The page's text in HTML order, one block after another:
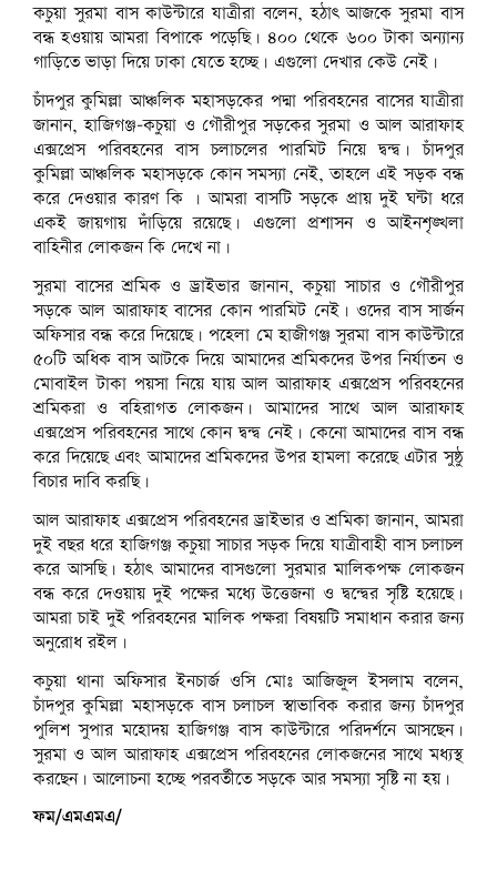
কচুয়া সুরমা বাস কাউন্টারে যাত্রীরা বলেন, হঠাৎ আজকে সুরমা বাস
বন্ধ হওয়ায় আমরা বিপাকে পড়েছি। ৪০০ থেকে ৬০০ টাকা অন্যান্য
গাড়িতে ভাড়া দিয়ে ঢাকা যেতে হচ্ছে। এগুলো দেখার কেউ নেই।
চাঁদপুর কুমিল্লা আঞ্চলিক মহাসড়কের পদ্মা পরিবহনের বাসের যাত্রীরা
জানান, হাজিগঞ্জ-কচুয়া ও গৌরীপুর সড়কের সুরমা ও আল আরাফাহ
এক্সপ্রেস পরিবহনের বাস চলাচলের পারমিট নিয়ে দ্বন্দ্ব। চাঁদপুর
কুমিল্লা আঞ্চলিক মহাসড়কে কোন সমস্যা নেই, তাহলে এই সড়ক বন্ধ
করে দেওয়ার কারণ কি । আমরা বাসটি সড়কে প্রায় দুই ঘন্টা ধরে
একই জায়গায় দাঁড়িয়ে রয়েছে। এগুলো প্রশাসন ও আইনশৃঙ্খলা
বাহিনীর লোকজন কি দেখে না।
সুরমা বাসের শ্রমিক ও ড্রাইভার জানান, কচুয়া সাচার ও গৌরীপুর
সড়কে আল আরাফাহ বাসের কোন পারমিট নেই। ওদের বাস সার্জন
অফিসার বন্ধ করে দিয়েছে। পহেলা মে হাজীগঞ্জ সুরমা বাস কাউন্টারে
৫০টি অধিক বাস আটকে দিয়ে আমাদের শ্রমিকদের উপর নির্যাতন ও
মোবাইল টাকা পয়সা নিয়ে যায় আল আরাফাহ এক্সপ্রেস পরিবহনের
শ্রমিকরা ও বহিরাগত লোকজন। আমাদের সাথে আল আরাফাহ
এক্সপ্রেস পরিবহনের সাথে কোন দ্বন্দ্ব নেই। কেনো আমাদের বাস বন্ধ
করে দিয়েছে এবং আমাদের শ্রমিকদের উপর হামলা করেছে এটার সুষ্ঠু
বিচার দাবি করছি।
আল আরাফাহ এক্সপ্রেস পরিবহনের ড্রাইভার ও শ্রমিকা জানান, আমরা
দুই বছর ধরে হাজিগঞ্জ কচুয়া সাচার সড়ক দিয়ে যাত্রীবাহী বাস চলাচল
করে আসছি। হঠাৎ আমাদের বাসগুলো সুরমার মালিকপক্ষ লোকজন
বন্ধ করে দেওয়ায় দুই পক্ষের মধ্যে উত্তেজনা ও দ্বন্দ্বের সৃষ্টি হয়েছে।
আমরা চাই দুই পরিবহনের মালিক পক্ষরা বিষয়টি সমাধান করার জন্য
অনুরোধ রইল।
কচুয়া থানা অফিসার ইনচার্জ ওসি মোঃ আজিজুল ইসলাম বলেন,
চাঁদপুর কুমিল্লা মহাসড়কে বাস চলাচল স্বাভাবিক করার জন্য চাঁদপুর
পুলিশ সুপার মহোদয় হাজিগঞ্জ বাস কাউন্টারে পরিদর্শনে আসছেন।
সুরমা ও আল আরাফাহ এক্সপ্রেস পরিবহনের লোকজনের সাথে মধ্যস্থ
করছেন। আলোচনা হচ্ছে পরবর্তীতে সড়কে আর সমস্যা সৃষ্টি না হয়।
ফম/এমএমএ/